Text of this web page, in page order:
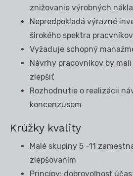
znižovanie výrobných
Nepredpokladá výrazné
širokého spektra pracvníkov
Vyžaduje schopný
Návrhy pracovníkov by
zlepšiť
Rozhodnutie o realizácii
koncenzusom
Krúžky kvality
Malé skupiny 5 -11
zlepšovaním
Princípy: dobrovoľnosť